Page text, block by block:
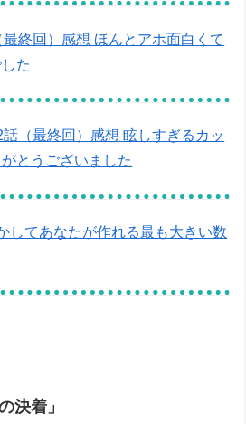
最終回）感想 ほんとアホ面白くて
た
話（最終回）感想 眩しすぎるカッ
とうございました
してあなたが作れる最も大きい数
決着」